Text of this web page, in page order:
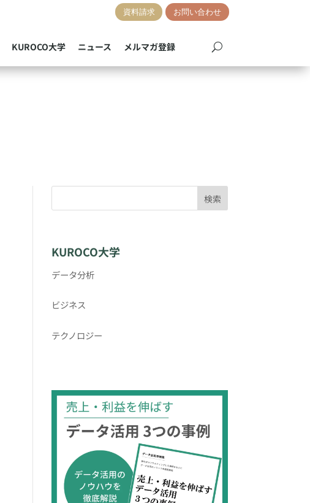
資料請求 お問い合わせ
KUROCO大学 ニュース メルマガ登録
検索
KUROCO大学
データ分析
ビジネス
テクノロジー